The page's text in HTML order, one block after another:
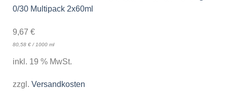
0/30 Multipack 2x60ml
9,67 €
80,58 €/ 1000 ml
inkl. 19 % MwSt.
zzgl. Versandkosten